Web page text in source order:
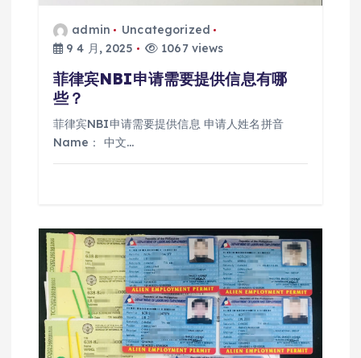
admin
Uncategorized
9 4 月, 2025
1067 views
菲律宾NBI申请需要提供信息有哪
些？
菲律宾NBI申请需要提供信息 申请人姓名拼音
Name： 中文…